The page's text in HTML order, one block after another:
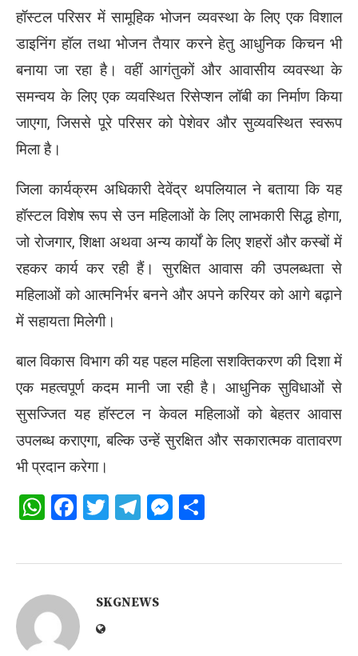
हॉस्टल परिसर में सामूहिक भोजन व्यवस्था के लिए एक विशाल
डाइनिंग हॉल तथा भोजन तैयार करने हेतु आधुनिक किचन भी
बनाया जा रहा है। वहीं आगंतुकों और आवासीय व्यवस्था के
समन्वय के लिए एक व्यवस्थित रिसेप्शन लॉबी का निर्माण किया
जाएगा, जिससे पूरे परिसर को पेशेवर और सुव्यवस्थित स्वरूप
मिला है।
जिला कार्यक्रम अधिकारी देवेंद्र थपलियाल ने बताया कि यह
हॉस्टल विशेष रूप से उन महिलाओं के लिए लाभकारी सिद्ध होगा,
जो रोजगार, शिक्षा अथवा अन्य कार्यों के लिए शहरों और कस्बों में
रहकर कार्य कर रही हैं। सुरक्षित आवास की उपलब्धता से
महिलाओं को आत्मनिर्भर बनने और अपने करियर को आगे बढ़ाने
में सहायता मिलेगी।
बाल विकास विभाग की यह पहल महिला सशक्तिकरण की दिशा में
एक महत्वपूर्ण कदम मानी जा रही है। आधुनिक सुविधाओं से
सुसज्जित यह हॉस्टल न केवल महिलाओं को बेहतर आवास
उपलब्ध कराएगा, बल्कि उन्हें सुरक्षित और सकारात्मक वातावरण
भी प्रदान करेगा।
WhatsApp
Facebook
Twitter
Telegram
Messenger
SKGNEWS